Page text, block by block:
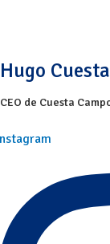
Hugo
CEO de Cuesta